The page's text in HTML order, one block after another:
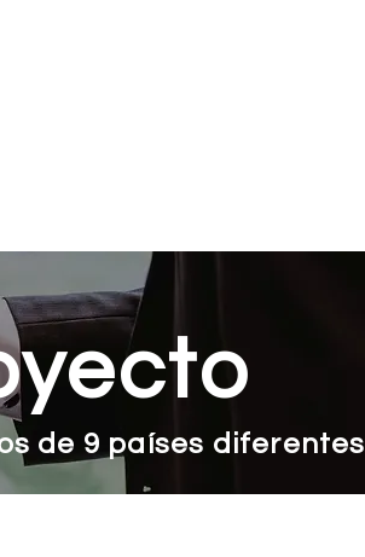
de 9 países diferentes